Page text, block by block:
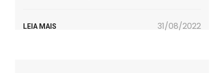
LEIA MAIS 31/08/2022